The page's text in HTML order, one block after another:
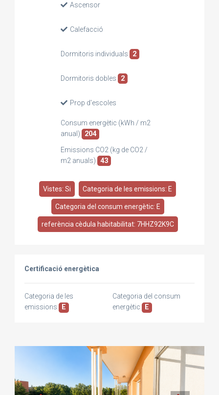
Ascensor
Calefacció
Dormitoris individuals 2
Dormitoris dobles 2
Prop d'escoles
Consum energètic (kWh / m2
anual)
204
Emissions CO2 (kg de CO2 /
m2 anuals)
43
Vistes: Si Categoria de les emissions: E
Categoria del consum energètic: E
referència cèdula habitabilitat: 7HHZ92K9C
Certificació energètica
Categoria de les
emissions
E
Categoria del consum
energètic
E